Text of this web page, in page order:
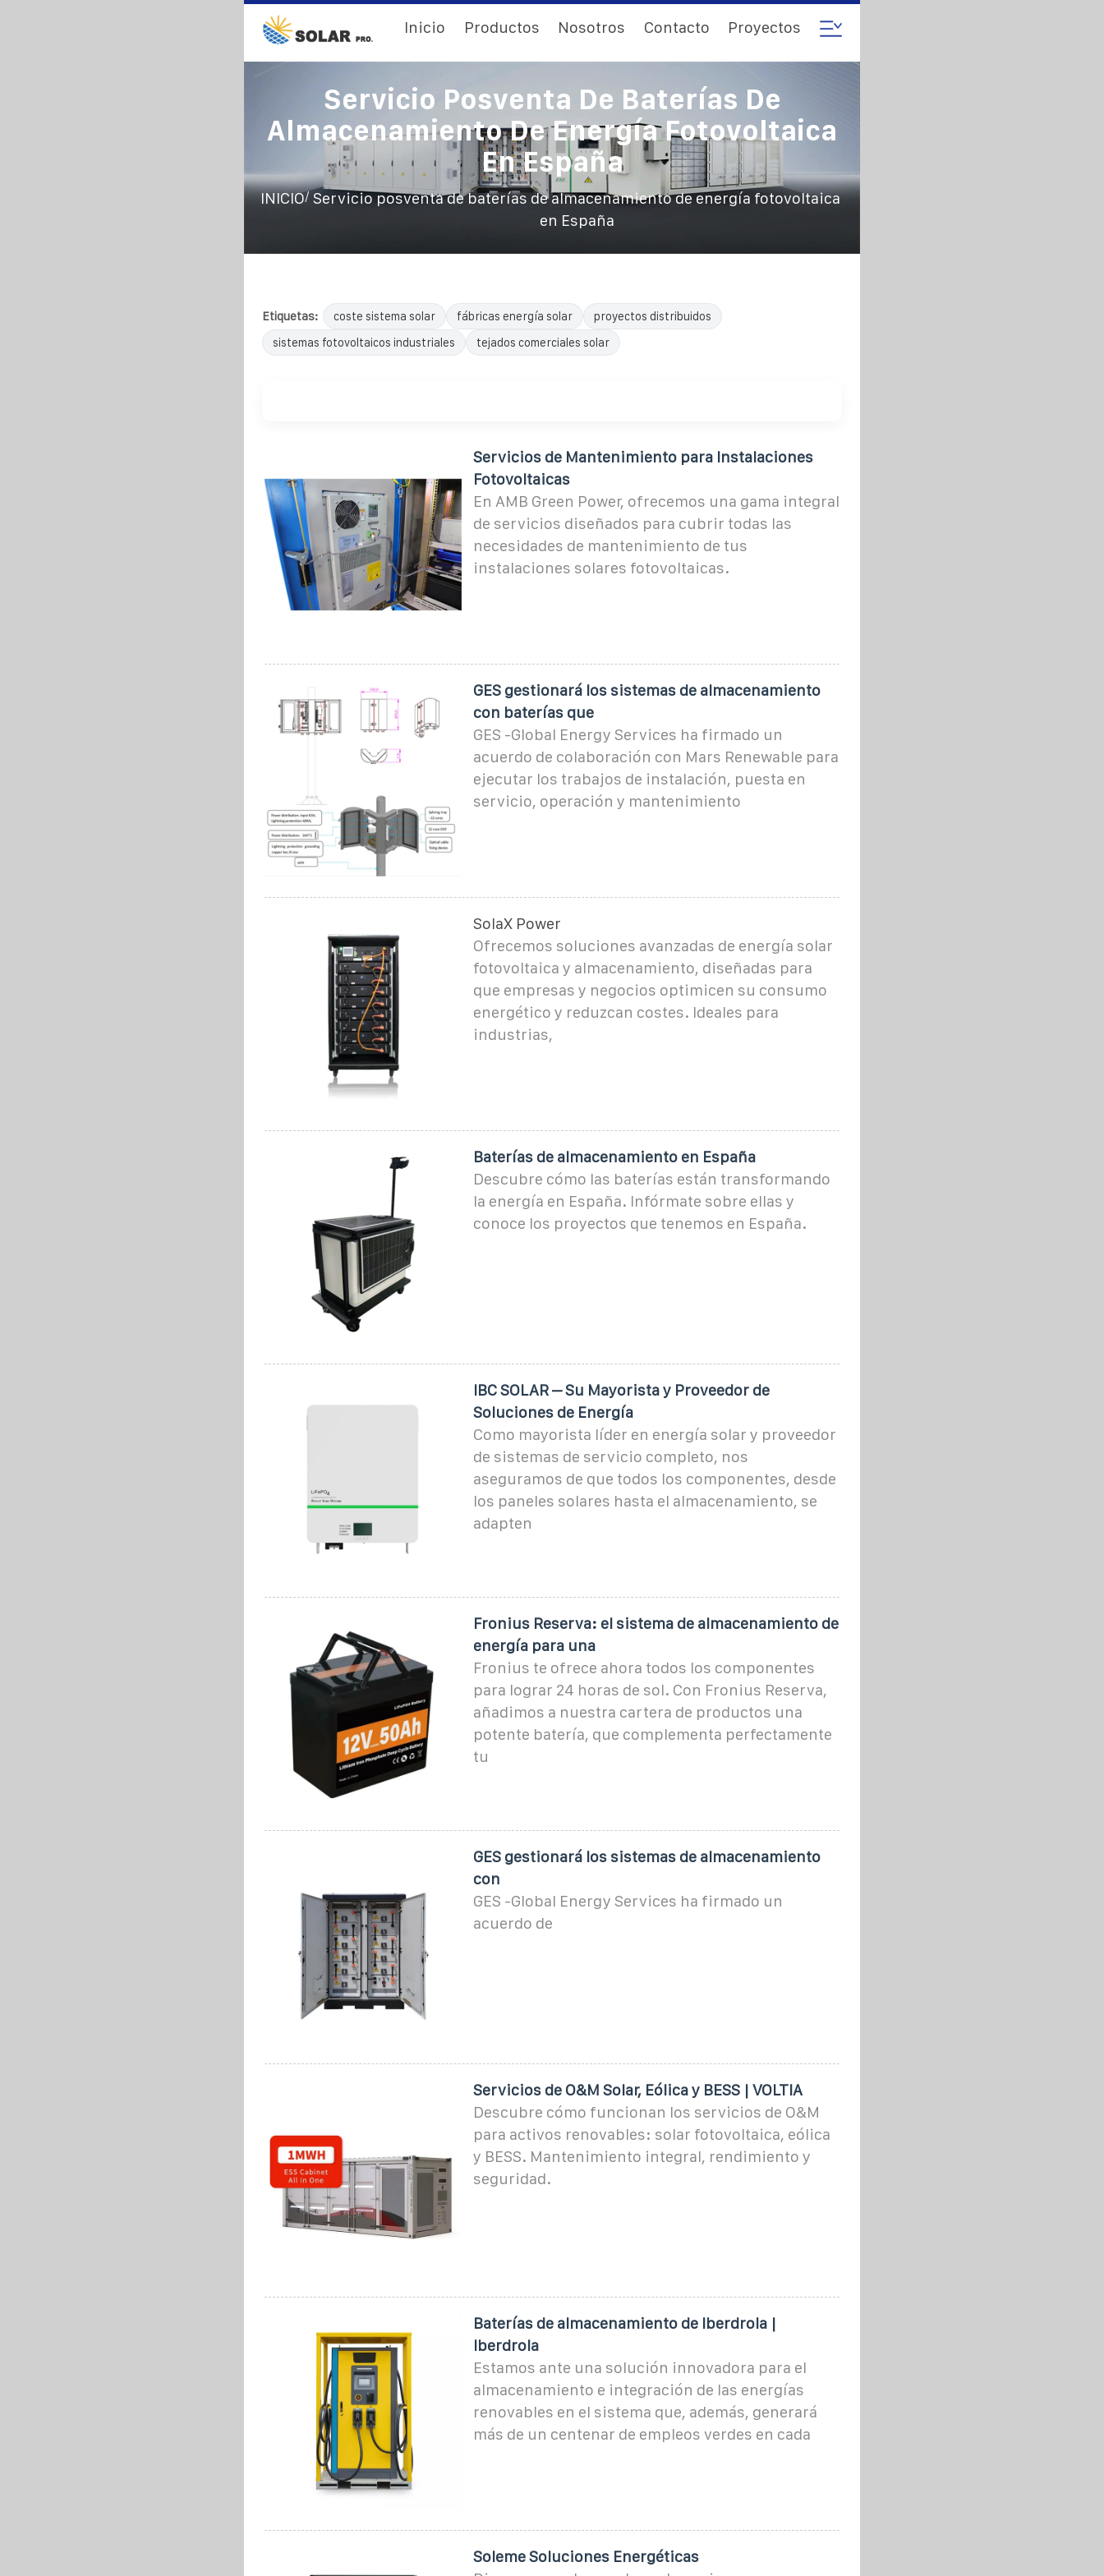
Inicio Productos Nosotros Contacto Proyectos
Servicio Posventa De Baterías De
Almacenamiento De Energía Fotovoltaica
En España
INICIO/ Servicio posventa de baterías de almacenamiento de energía fotovoltaica
en España
Etiquetas: coste sistema solar fábricas energía solar
proyectos distribuidos
sistemas fotovoltaicos industriales
tejados comerciales solar
Servicios de Mantenimiento para Instalaciones
Fotovoltaicas
En AMB Green Power, ofrecemos una gama integral
de servicios diseñados para cubrir todas las
necesidades de mantenimiento de tus
instalaciones solares fotovoltaicas.
GES gestionará los sistemas de almacenamiento
con baterías que
GES -Global Energy Services ha firmado un
acuerdo de colaboración con Mars Renewable para
ejecutar los trabajos de instalación, puesta en
servicio, operación y mantenimiento
SolaX Power
Ofrecemos soluciones avanzadas de energía solar
fotovoltaica y almacenamiento, diseñadas para
que empresas y negocios optimicen su consumo
energético y reduzcan costes. Ideales para
industrias,
Baterías de almacenamiento en España
Descubre cómo las baterías están transformando
la energía en España. Infórmate sobre ellas y
conoce los proyectos que tenemos en España.
IBC SOLAR – Su Mayorista y Proveedor de
Soluciones de Energía
Como mayorista líder en energía solar y proveedor
de sistemas de servicio completo, nos
aseguramos de que todos los componentes, desde
los paneles solares hasta el almacenamiento, se
adapten
Fronius Reserva: el sistema de almacenamiento de
energía para una
Fronius te ofrece ahora todos los componentes
para lograr 24 horas de sol. Con Fronius Reserva,
añadimos a nuestra cartera de productos una
potente batería, que complementa perfectamente
tu
GES gestionará los sistemas de almacenamiento
con
GES -Global Energy Services ha firmado un
acuerdo de
Servicios de O&M Solar, Eólica y BESS | VOLTIA
Descubre cómo funcionan los servicios de O&M
para activos renovables: solar fotovoltaica, eólica
y BESS. Mantenimiento integral, rendimiento y
seguridad.
Baterías de almacenamiento de Iberdrola |
Iberdrola
Estamos ante una solución innovadora para el
almacenamiento e integración de las energías
renovables en el sistema que, además, generará
más de un centenar de empleos verdes en cada
Soleme Soluciones Energéticas